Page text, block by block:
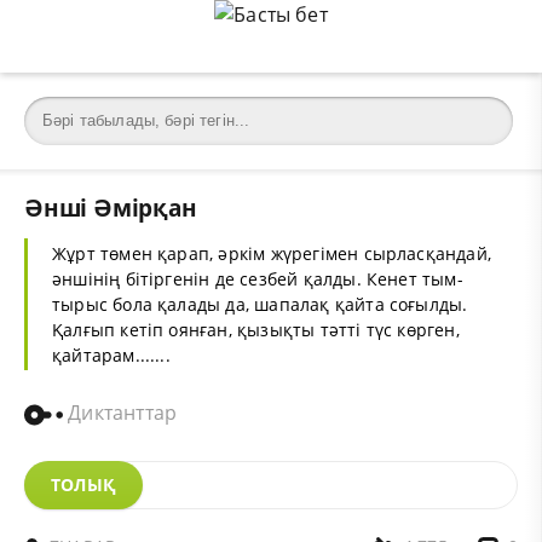
Әнші Әмірқан
Жұрт төмен қарап, әркім жүрегімен сырласқандай,
әншінің бітіргенін де сезбей қалды. Кенет тым-
тырыс бола қалады да, шапалақ қайта соғылды.
Қалғып кетіп оянған, қызықты тәтті түс көрген,
қайтарам.......
Диктанттар
ТОЛЫҚ